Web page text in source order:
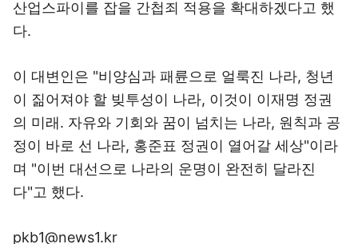
산업스파이를 잡을 간첩죄 적용을 확대하겠다고 했
다.
이 대변인은 "비양심과 패륜으로 얼룩진 나라, 청년
이 짊어져야 할 빚투성이 나라, 이것이 이재명 정권
의 미래. 자유와 기회와 꿈이 넘치는 나라, 원칙과 공
정이 바로 선 나라, 홍준표 정권이 열어갈 세상"이라
며 "이번 대선으로 나라의 운명이 완전히 달라진
다"고 했다.
pkb1@news1.kr